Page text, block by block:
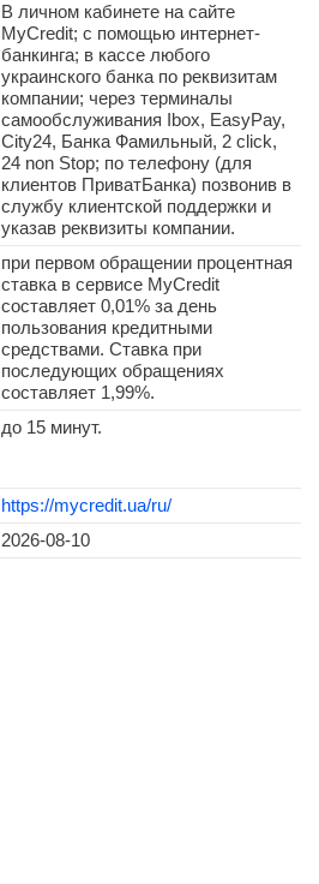
В личном кабинете на сайте
MyСredit; с помощью интернет-
банкинга; в кассе любого
украинского банка по реквизитам
компании; через терминалы
самообслуживания Ibox, EasyPay,
City24, Банка Фамильный, 2 click,
24 non Stop; по телефону (для
клиентов ПриватБанка) позвонив в
службу клиентской поддержки и
указав реквизиты компании.
при первом обращении процентная
ставка в сервисе MyCredit
составляет 0,01% за день
пользования кредитными
средствами. Ставка при
последующих обращениях
составляет 1,99%.
до 15 минут.
https://mycredit.ua/ru/
2026-08-10